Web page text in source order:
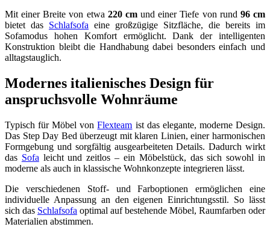
Mit einer Breite von etwa 220 cmund einer Tiefe von rund 96 cm
bietet das Schlafsofa eine großzügige Sitzfläche, die bereits im
Sofamodus hohen Komfort ermöglicht. Dank der intelligenten
Konstruktion bleibt die Handhabung dabei besonders einfach und
alltagstauglich.
Modernes italienisches Design für
anspruchsvolle Wohnräume
Typisch für Möbel vonFlexteam ist das elegante, moderne Design.
Das Step Day Bed überzeugt mit klaren Linien, einer harmonischen
Formgebung und sorgfältig ausgearbeiteten Details. Dadurch wirkt
das Sofa leicht und zeitlos – ein Möbelstück, das sich sowohl in
moderne als auch in klassische Wohnkonzepte integrieren lässt.
Die verschiedenen Stoff- und Farboptionen ermöglichen eine
individuelle Anpassung an den eigenen Einrichtungsstil. So lässt
sich das Schlafsofa optimal auf bestehende Möbel, Raumfarben oder
Materialien abstimmen.